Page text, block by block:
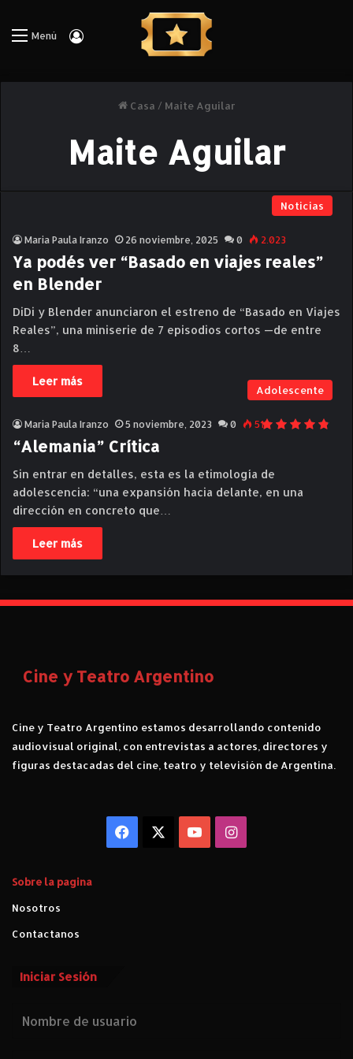
Menú Iniciar Sesión
Casa / Maite Aguilar
Maite Aguilar
Noticias
Maria Paula Iranzo 26 noviembre, 2025 0 2.023
Ya podés ver “Basado en viajes reales”
en Blender
DiDi y Blender anunciaron el estreno de “Basado en Viajes
Reales”, una miniserie de 7 episodios cortos —de entre
8…
Leer más
Adolescente
Maria Paula Iranzo 5 noviembre, 2023 0 513
“Alemania” Crítica
Sin entrar en detalles, esta es la etimología de
adolescencia: “una expansión hacia delante, en una
dirección en concreto que…
Leer más
Cine y Teatro Argentino
Cine y Teatro Argentino estamos desarrollando contenido
audiovisual original, con entrevistas a actores, directores y
figuras destacadas del cine, teatro y televisión de Argentina.
Facebook YouTubeInstagram
Sobre la pagina
Nosotros
Contactanos
Iniciar Sesión